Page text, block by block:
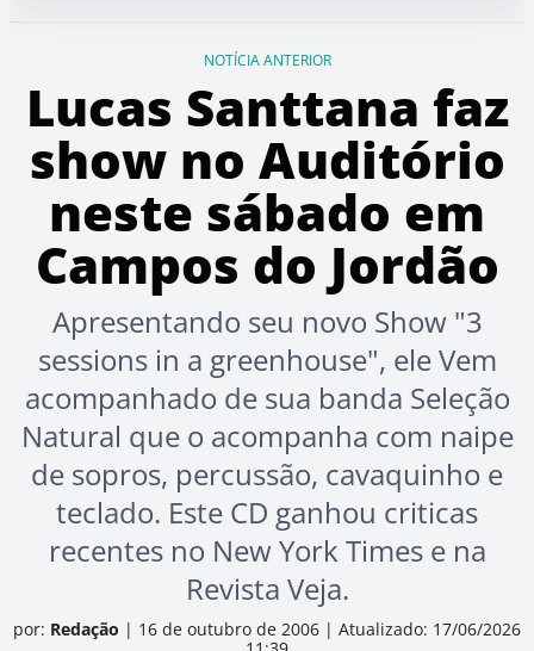
NOTÍCIA ANTERIOR
Lucas Santtana faz
show no Auditório
neste sábado em
Campos do Jordão
Apresentando seu novo Show "3
sessions in a greenhouse", ele Vem
acompanhado de sua banda Seleção
Natural que o acompanha com naipe
de sopros, percussão, cavaquinho e
teclado. Este CD ganhou criticas
recentes no New York Times e na
Revista Veja.
por: Redação | 16 de outubro de 2006 | Atualizado: 17/06/2026